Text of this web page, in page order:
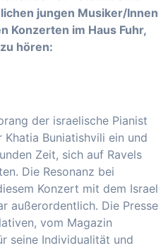
jungen Musiker/Innen
Konzerten im Haus Fuhr,
hören:
der israelische Pianist
Buniatishvili ein und
Zeit, sich auf Ravels
Die Resonanz bei
Konzert mit dem Israel
außerordentlich. Die Presse
vom Magazin
seine Individualität und